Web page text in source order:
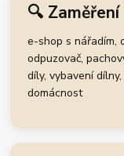
🔍 Zaměření
e-shop s nářadím,
odpuzovač,
díly, vybavení
domácnost